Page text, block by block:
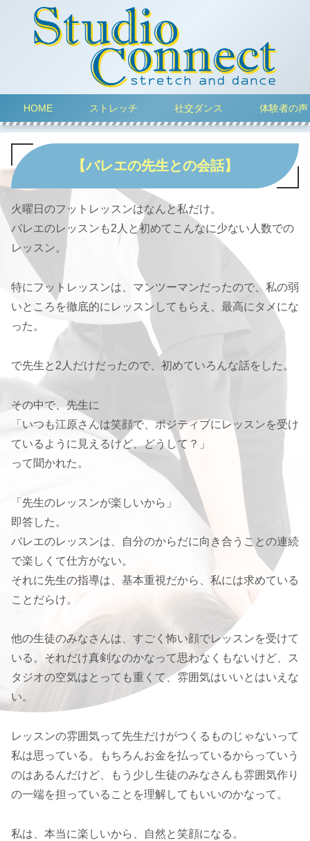
HOME ストレッチ 社交ダンス 体験者の声
【バレエの先生との会話】
火曜日のフットレッスンはなんと私だけ。
バレエのレッスンも2人と初めてこんなに少ない人数での
レッスン。
特にフットレッスンは、マンツーマンだったので、私の弱
いところを徹底的にレッスンしてもらえ、最高にタメにな
った。
で先生と2人だけだったので、初めていろんな話をした。
その中で、先生に
「いつも江原さんは笑顔で、ポジティブにレッスンを受け
ているように見えるけど、どうして？」
って聞かれた。
「先生のレッスンが楽しいから」
即答した。
バレエのレッスンは、自分のからだに向き合うことの連続
で楽しくて仕方がない。
それに先生の指導は、基本重視だから、私には求めている
ことだらけ。
他の生徒のみなさんは、すごく怖い顔でレッスンを受けて
いる。それだけ真剣なのかなって思わなくもないけど、ス
タジオの空気はとっても重くて、雰囲気はいいとはいえな
い。
レッスンの雰囲気って先生だけがつくるものじゃないって
私は思っている。もちろんお金を払っているからっていう
のはあるんだけど、もう少し生徒のみなさんも雰囲気作り
の一端を担っていることを理解してもいいのかなって。
私は、本当に楽しいから、自然と笑顔になる。